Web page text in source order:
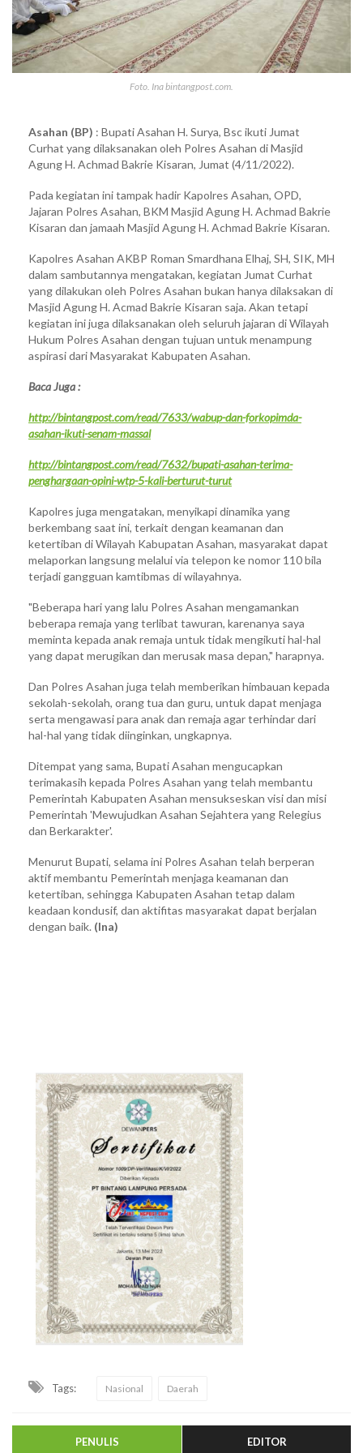
Foto. Ina bintangpost.com.
Asahan (BP) : Bupati Asahan H. Surya, Bsc ikuti Jumat
Curhat yang dilaksanakan oleh Polres Asahan di Masjid
Agung H. Achmad Bakrie Kisaran, Jumat (4/11/2022).
Pada kegiatan ini tampak hadir Kapolres Asahan, OPD,
Jajaran Polres Asahan, BKM Masjid Agung H. Achmad Bakrie
Kisaran dan jamaah Masjid Agung H. Achmad Bakrie Kisaran.
Kapolres Asahan AKBP Roman Smardhana Elhaj, SH, SIK, MH
dalam sambutannya mengatakan, kegiatan Jumat Curhat
yang dilakukan oleh Polres Asahan bukan hanya dilaksakan di
Masjid Agung H. Acmad Bakrie Kisaran saja. Akan tetapi
kegiatan ini juga dilaksanakan oleh seluruh jajaran di Wilayah
Hukum Polres Asahan dengan tujuan untuk menampung
aspirasi dari Masyarakat Kabupaten Asahan.
Baca Juga :
http://bintangpost.com/read/7633/wabup-dan-forkopimda-
asahan-ikuti-senam-massal
http://bintangpost.com/read/7632/bupati-asahan-terima-
penghargaan-opini-wtp-5-kali-berturut-turut
Kapolres juga mengatakan, menyikapi dinamika yang
berkembang saat ini, terkait dengan keamanan dan
ketertiban di Wilayah Kabupatan Asahan, masyarakat dapat
melaporkan langsung melalui via telepon ke nomor 110 bila
terjadi gangguan kamtibmas di wilayahnya.
"Beberapa hari yang lalu Polres Asahan mengamankan
beberapa remaja yang terlibat tawuran, karenanya saya
meminta kepada anak remaja untuk tidak mengikuti hal-hal
yang dapat merugikan dan merusak masa depan," harapnya.
Dan Polres Asahan juga telah memberikan himbauan kepada
sekolah-sekolah, orang tua dan guru, untuk dapat menjaga
serta mengawasi para anak dan remaja agar terhindar dari
hal-hal yang tidak diinginkan, ungkapnya.
Ditempat yang sama, Bupati Asahan mengucapkan
terimakasih kepada Polres Asahan yang telah membantu
Pemerintah Kabupaten Asahan mensukseskan visi dan misi
Pemerintah 'Mewujudkan Asahan Sejahtera yang Relegius
dan Berkarakter'.
Menurut Bupati, selama ini Polres Asahan telah berperan
aktif membantu Pemerintah menjaga keamanan dan
ketertiban, sehingga Kabupaten Asahan tetap dalam
keadaan kondusif, dan aktifitas masyarakat dapat berjalan
dengan baik. (Ina)
Tags: Nasional Daerah
PENULIS EDITOR